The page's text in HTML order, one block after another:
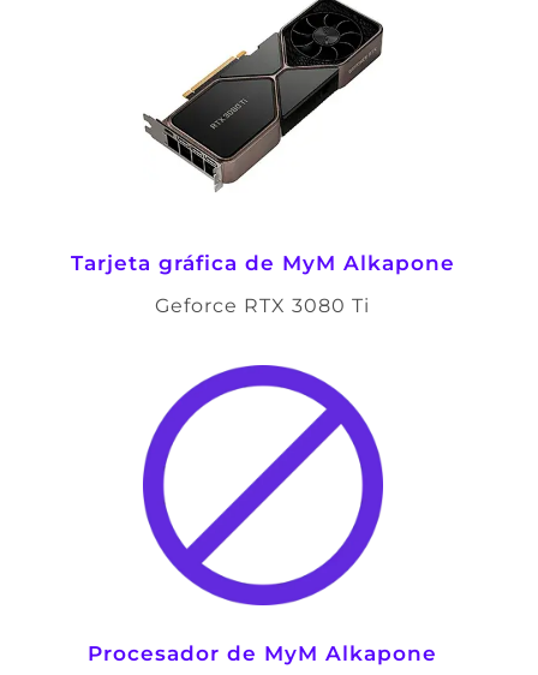
Tarjeta gráfica de MyM Alkapone
Geforce RTX 3080 Ti
Procesador de MyM Alkapone